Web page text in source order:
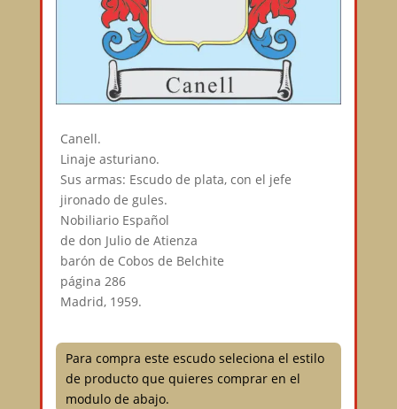
Canell.
Linaje asturiano.
Sus armas: Escudo de plata, con el jefe
jironado de gules.
Nobiliario Español
de don Julio de Atienza
barón de Cobos de Belchite
página 286
Madrid, 1959.
Para compra este escudo seleciona el estilo
de producto que quieres comprar en el
modulo de abajo.